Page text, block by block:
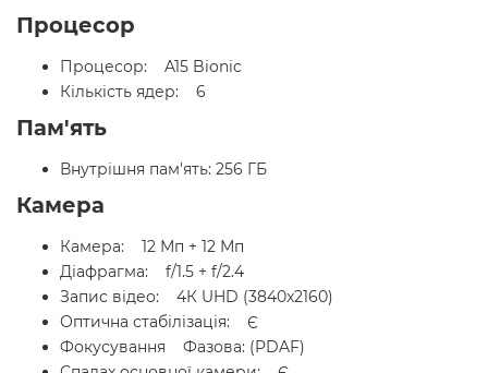
Процесор
Процесор: A15 Bionic
Кількість ядер: 6
Пам'ять
Внутрішня пам'ять: 256 ГБ
Камера
Камера: 12 Мп + 12 Мп
Діафрагма: f/1.5 + f/2.4
Запис відео: 4К UHD (3840x2160)
Оптична стабілізація: Є
Фокусування Фазова: (PDAF)